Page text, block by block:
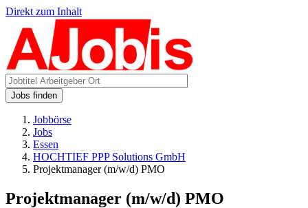
Direkt zum Inhalt
Jobs finden
Jobbörse
Jobs
Essen
HOCHTIEF PPP Solutions GmbH
Projektmanager (m/w/d) PMO
Projektmanager (m/w/d) PMO